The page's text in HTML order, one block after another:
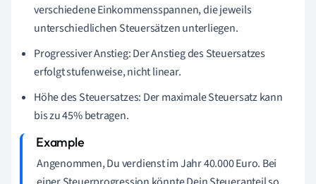
verschiedene Einkommensspannen, die jeweils
unterschiedlichen Steuersätzen unterliegen.
Progressiver Anstieg: Der Anstieg des Steuersatzes
erfolgt stufenweise, nicht linear.
Höhe des Steuersatzes: Der maximale Steuersatz kann
bis zu 45% betragen.
Angenommen, Du verdienst im Jahr 40.000 Euro. Bei